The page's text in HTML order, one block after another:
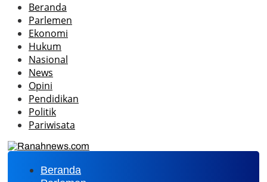
Beranda
Parlemen
Ekonomi
Hukum
Nasional
News
Opini
Pendidikan
Politik
Pariwisata
Beranda